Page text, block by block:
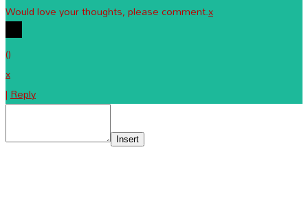
Would love your thoughts, please comment.x
()
x
|Reply
Insert